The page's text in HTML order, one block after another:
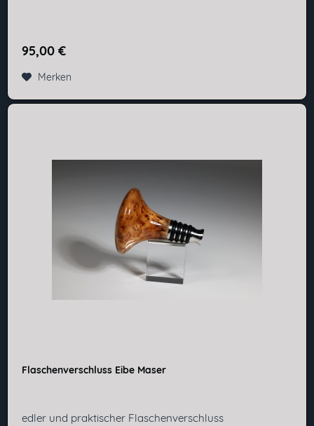
95,00 €
Merken
Flaschenverschluss Eibe Maser
edler und praktischer Flaschenverschluss